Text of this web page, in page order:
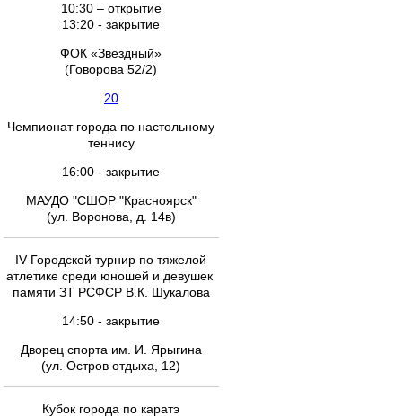
10:30 – открытие
13:20 - закрытие
ФОК «Звездный»
(Говорова 52/2)
20
Чемпионат города по настольному
теннису
16:00 - закрытие
МАУДО "СШОР "Красноярск"
(ул. Воронова, д. 14в)
IV Городской турнир по тяжелой
атлетике среди юношей и девушек
памяти ЗТ РСФСР В.К. Шукалова
14:50 - закрытие
Дворец спорта им. И. Ярыгина
(ул. Остров отдыха, 12)
Кубок города по каратэ